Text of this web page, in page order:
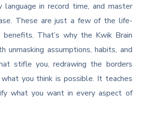
in record time, and master
These are just a few of the life-
benefits. That’s why the Kwik Brain
unmasking assumptions, habits, and
stifle you, redrawing the borders
you think is possible. It teaches
what you want in every aspect of